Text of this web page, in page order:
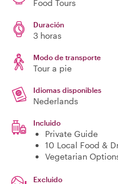
Food Tours
Duración
3 horas
Modo de transporte
Tour a pie
Idiomas disponibles
Nederlands
Incluido
Private Guide
10 Local Food &
Vegetarian
Excluido